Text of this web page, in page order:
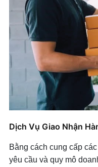
Dịch Vụ Giao Nhận
Bằng cách cung cấp
yêu cầu và quy mô